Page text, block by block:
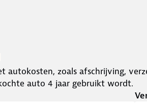
autokosten, zoals afschrijving,
auto 4 jaar gebruikt wordt.